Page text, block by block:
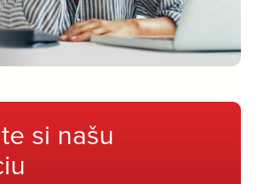
si našu